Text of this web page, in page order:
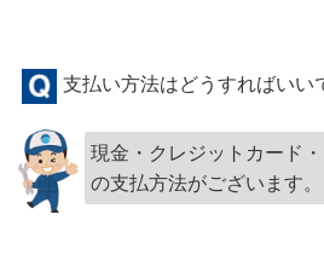
支払い方法はどうすればいい
現金・クレジットカード
の支払方法がございます。